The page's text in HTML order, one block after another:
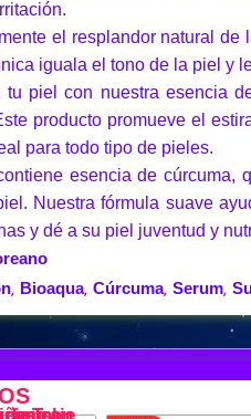
el resplandor natural
iguala el tono de la piel y
piel con nuestra esencia
producto promueve el
para todo tipo de pieles.
esencia de cúrcuma,
Nuestra fórmula suave
y dé a su piel juventud y
, Bioaqua, Cúrcuma, Serum,